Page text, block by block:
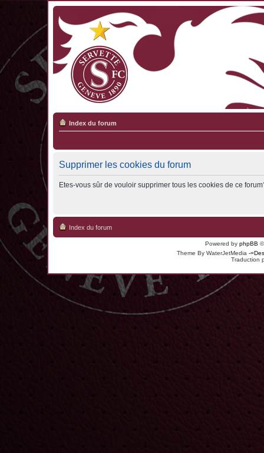
Index du forum
Supprimer les cookies du forum
Etes-vous sûr de vouloir supprimer tous les cookies de ce
Index du forum
Powered by phpBB
Theme By WaterJetMedia -
Traduction